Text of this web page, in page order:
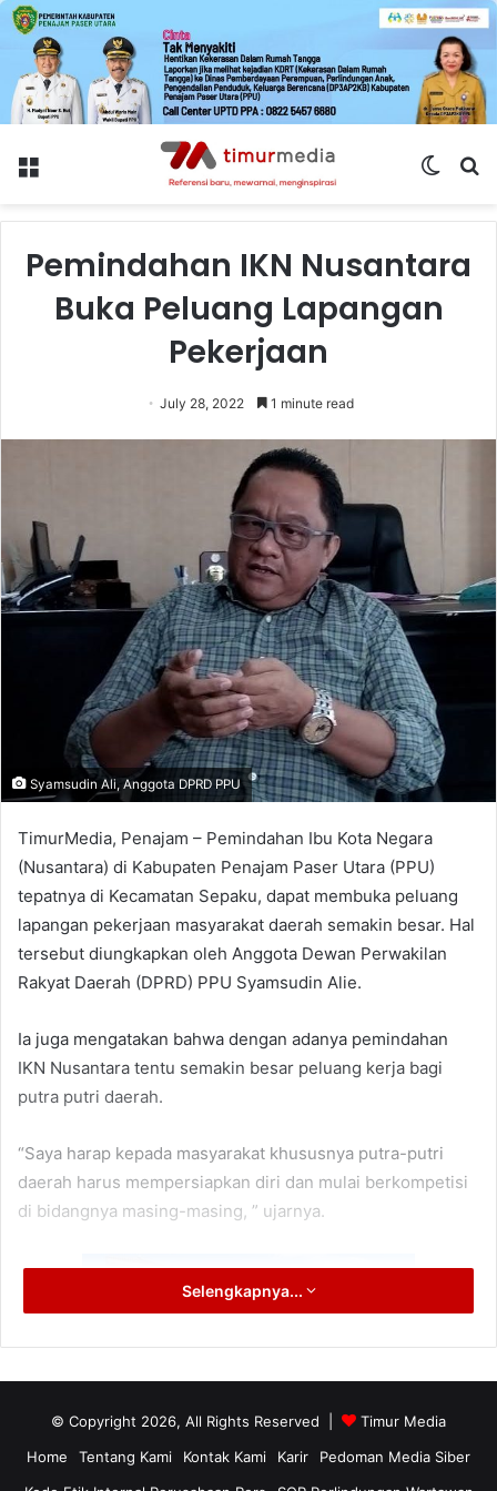
Menu
Switch
Pemindahan IKN Nusantara
Buka Peluang Lapangan
Pekerjaan
July 28, 2022 1 minute read
Syamsudin Ali, Anggota DPRD PPU
TimurMedia, Penajam – Pemindahan Ibu Kota Negara
(Nusantara) di Kabupaten Penajam Paser Utara (PPU)
tepatnya di Kecamatan Sepaku, dapat membuka peluang
lapangan pekerjaan masyarakat daerah semakin besar. Hal
tersebut diungkapkan oleh Anggota Dewan Perwakilan
Rakyat Daerah (DPRD) PPU Syamsudin Alie.
Ia juga mengatakan bahwa dengan adanya pemindahan
IKN Nusantara tentu semakin besar peluang kerja bagi
putra putri daerah.
“Saya harap kepada masyarakat khususnya putra-putri
daerah harus mempersiapkan diri dan mulai berkompetisi
di bidangnya masing-masing, ” ujarnya.
[/media-credit] Kantor Dewan Perwakilan
Selengkapnya...
© Copyright 2026, All Rights Reserved |
Timur Media
Home
Tentang Kami Kontak Kami Karir
Pedoman Media Siber